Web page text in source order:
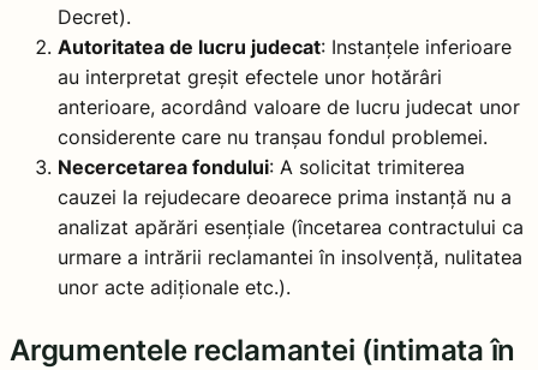
Decret).
Autoritatea de lucru judecat: Instanțele inferioare
au interpretat greșit efectele unor hotărâri
anterioare, acordând valoare de lucru judecat unor
considerente care nu tranșau fondul problemei.
Necercetarea fondului: A solicitat trimiterea
cauzei la rejudecare deoarece prima instanță nu a
analizat apărări esențiale (încetarea contractului ca
urmare a intrării reclamantei în insolvență, nulitatea
unor acte adiționale etc.).
Argumentele reclamantei (intimata în